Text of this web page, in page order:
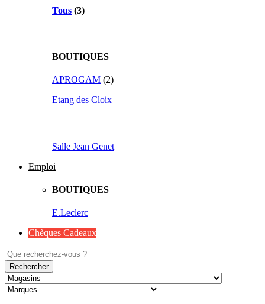
Tous (3)
BOUTIQUES
APROGAM (2)
Etang des Cloix
Salle Jean Genet
Emploi
BOUTIQUES
E.Leclerc
Chèques Cadeaux
Rechercher